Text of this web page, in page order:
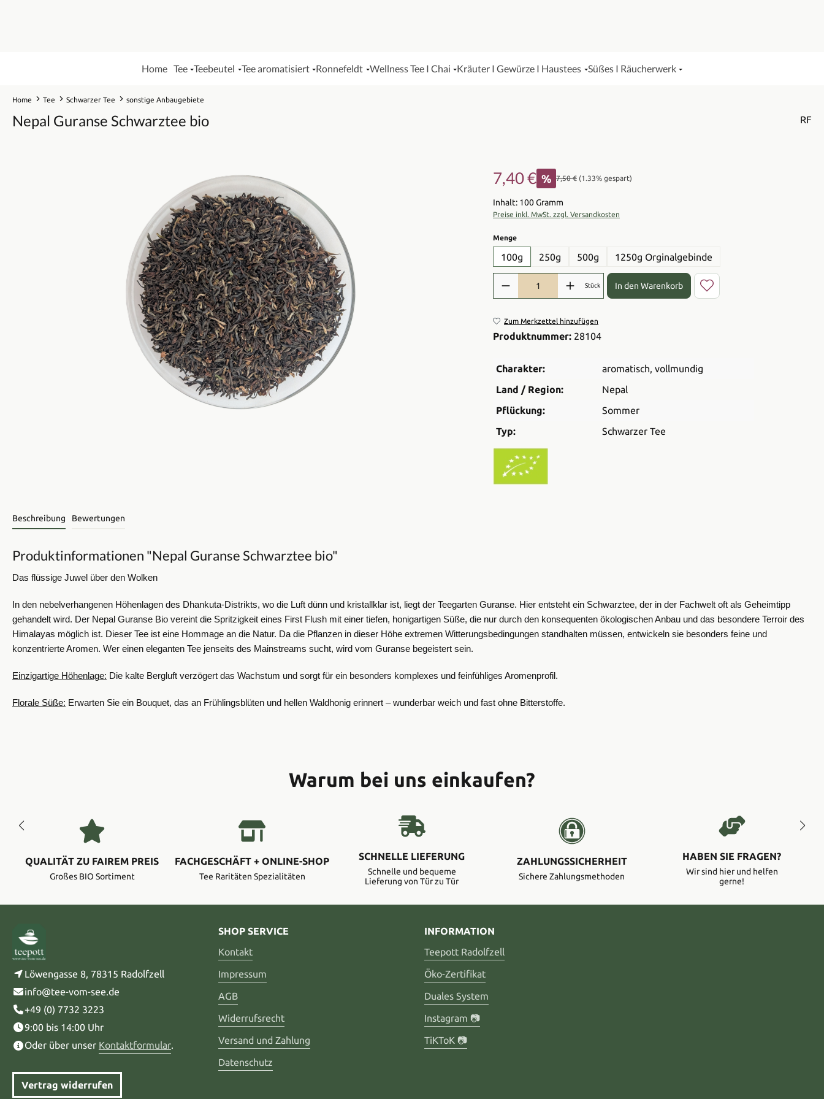
Home Tee Teebeutel Tee aromatisiert Ronnefeldt Wellness Tee I Chai Kräuter I Gewürze I Haustees Süßes I Räucherwerk
Home Tee Schwarzer Tee sonstige Anbaugebiete
Nepal Guranse Schwarztee bio RF
Verkaufspreis:
7,40 € % Regulärer Preis:
7,50 € (1.33% gespart)
Inhalt: 100 Gramm
Preise inkl. MwSt. zzgl. Versandkosten
Mengeauswählen
100g 250g 500g 1250g Orginalgebinde
Produkt Anzahl: Gib den gewünschten Wert ein oder benutze die
Stück In den Warenkorb
Zum Merkzettel hinzufügen
Produktnummer: 28104
Charakter: aromatisch, vollmundig
Land / Region:
Nepal
Pflückung:
Sommer
Typ:
Schwarzer Tee
Beschreibung Bewertungen
Produktinformationen "Nepal Guranse Schwarztee bio"
Das flüssige Juwel über den Wolken
In den nebelverhangenen Höhenlagen des Dhankuta-Distrikts, wo die Luft dünn und kristallklar ist, liegt der Teegarten Guranse. Hier entsteht ein Schwarztee, der in der Fachwelt oft als Geheimtipp
gehandelt wird. Der Nepal Guranse Bio vereint die Spritzigkeit eines First Flush mit einer tiefen, honigartigen Süße, die nur durch den konsequenten ökologischen Anbau und das besondere Terroir des
Himalayas möglich ist. Dieser Tee ist eine Hommage an die Natur. Da die Pflanzen in dieser Höhe extremen Witterungsbedingungen standhalten müssen, entwickeln sie besonders feine und
konzentrierte Aromen. Wer einen eleganten Tee jenseits des Mainstreams sucht, wird vom Guranse begeistert sein.
Einzigartige Höhenlage: Die kalte Bergluft verzögert das Wachstum und sorgt für ein besonders komplexes und feinfühliges Aromenprofil.
Florale Süße: Erwarten Sie ein Bouquet, das an Frühlingsblüten und hellen Waldhonig erinnert – wunderbar weich und fast ohne Bitterstoffe.
Warum bei uns einkaufen?
QUALITÄT ZU FAIREM PREIS
Großes BIO Sortiment
FACHGESCHÄFT + ONLINE-SHOP
Tee Raritäten Spezialitäten
SCHNELLE LIEFERUNG
Schnelle und bequeme
Lieferung von Tür zu Tür
ZAHLUNGSSICHERHEIT
Sichere Zahlungsmethoden
HABEN SIE FRAGEN?
Wir sind hier und helfen
gerne!
Löwengasse 8, 78315 Radolfzell
info@tee-vom-see.de
+49 (0) 7732 3223
9:00 bis 14:00 Uhr
Oder über unser Kontaktformular.
Vertrag widerrufen
SHOP SERVICE
Kontakt
Impressum
AGB
Widerrufsrecht
Versand und Zahlung
Datenschutz
INFORMATION
Teepott Radolfzell
Öko-Zertifikat
Duales System
Instagram 📷
TiKToK 📷